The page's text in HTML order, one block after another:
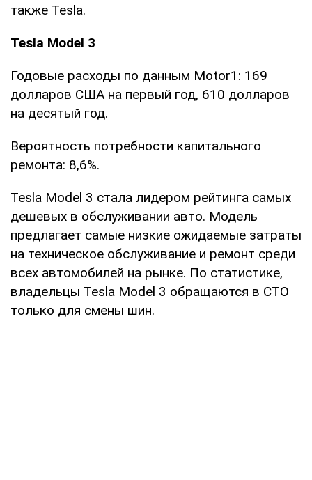
также Tesla.
Tesla Model 3
Годовые расходы по данным Motor1: 169
долларов США на первый год, 610 долларов
на десятый год.
Вероятность потребности капитального
ремонта: 8,6%.
Tesla Model 3 стала лидером рейтинга самых
дешевых в обслуживании авто. Модель
предлагает самые низкие ожидаемые затраты
на техническое обслуживание и ремонт среди
всех автомобилей на рынке. По статистике,
владельцы Tesla Model 3 обращаются в СТО
только для смены шин.